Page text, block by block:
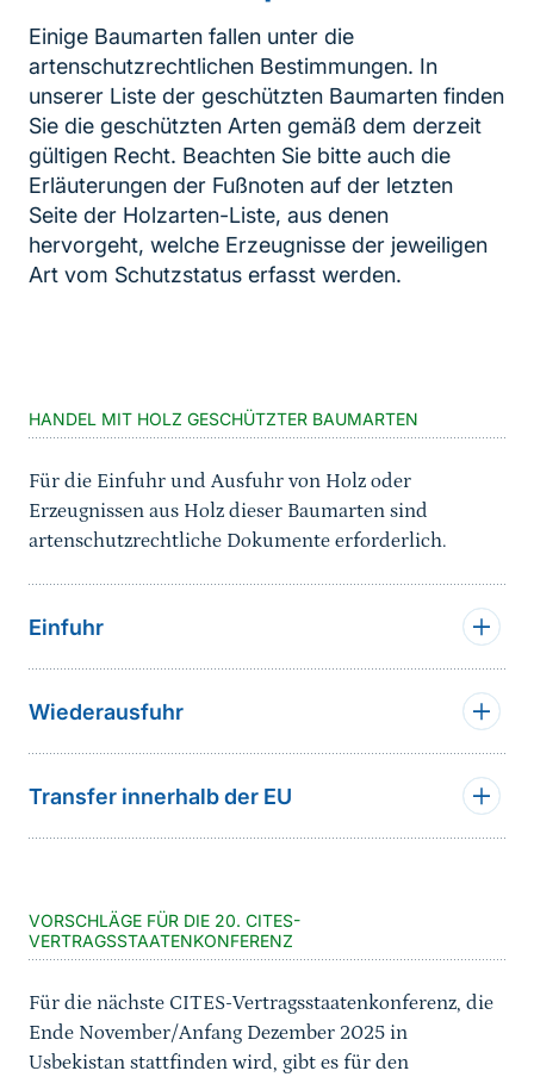
Einige Baumarten fallen unter die
artenschutzrechtlichen Bestimmungen. In
unserer Liste der geschützten Baumarten finden
Sie die geschützten Arten gemäß dem derzeit
gültigen Recht. Beachten Sie bitte auch die
Erläuterungen der Fußnoten auf der letzten
Seite der Holzarten-Liste, aus denen
hervorgeht, welche Erzeugnisse der jeweiligen
Art vom Schutzstatus erfasst werden.
HANDEL MIT HOLZ GESCHÜTZTER BAUMARTEN
Für die Einfuhr und Ausfuhr von Holz oder
Erzeugnissen aus Holz dieser Baumarten sind
artenschutzrechtliche Dokumente erforderlich.
Einfuhr
Wiederausfuhr
Transfer innerhalb der EU
VORSCHLÄGE FÜR DIE 20. CITES-
VERTRAGSSTAATENKONFERENZ
Für die nächste CITES-Vertragsstaatenkonferenz, die
Ende November/Anfang Dezember 2025 in
Usbekistan stattfinden wird, gibt es für den